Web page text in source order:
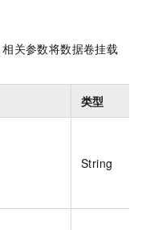
相关参数将数据卷挂载
类型
String